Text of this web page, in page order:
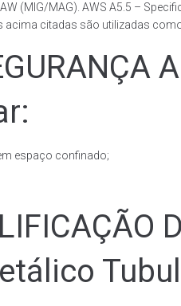
(MIG/MAG). AWS A5.5 –
citadas são utilizadas
espaço confinado;